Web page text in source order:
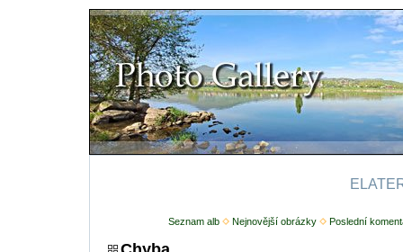
Seznam alb Nejnovější obrázky Poslední